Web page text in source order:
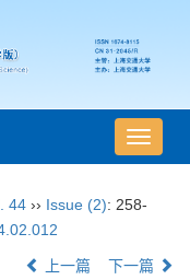
导
航
换
44 ›› Issue (2): 258-
上一篇 下一篇